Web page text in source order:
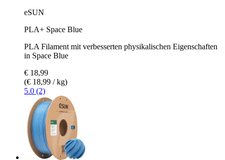
eSUN
PLA+ Space Blue
PLA Filament mit verbesserten physikalischen Eigenschaften
in Space Blue
€ 18,99
(€ 18,99 / kg)
5.0 (2)